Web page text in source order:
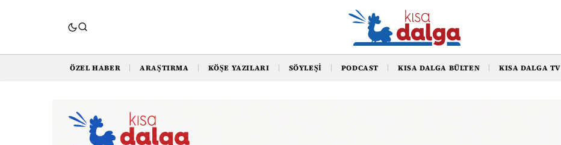
ÖZEL HABER ARAŞTIRMA KÖŞE YAZILARI SÖYLEŞI PODCAST KISA DALGA BÜLTEN KISA DALGA TV